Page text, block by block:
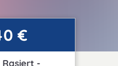
€
Rasiert -